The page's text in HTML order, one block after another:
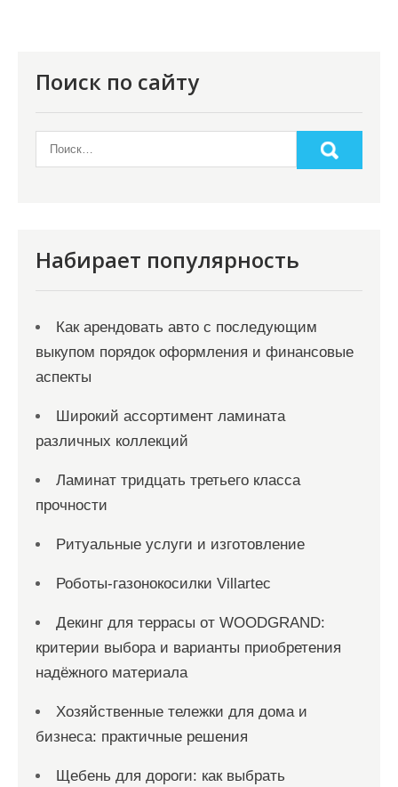
Поиск по сайту
Набирает популярность
Как арендовать авто с последующим
выкупом порядок оформления и финансовые
аспекты
Широкий ассортимент ламината
различных коллекций
Ламинат тридцать третьего класса
прочности
Ритуальные услуги и изготовление
Роботы-газонокосилки Villartec
Декинг для террасы от WOODGRAND:
критерии выбора и варианты приобретения
надёжного материала
Хозяйственные тележки для дома и
бизнеса: практичные решения
Щебень для дороги: как выбрать